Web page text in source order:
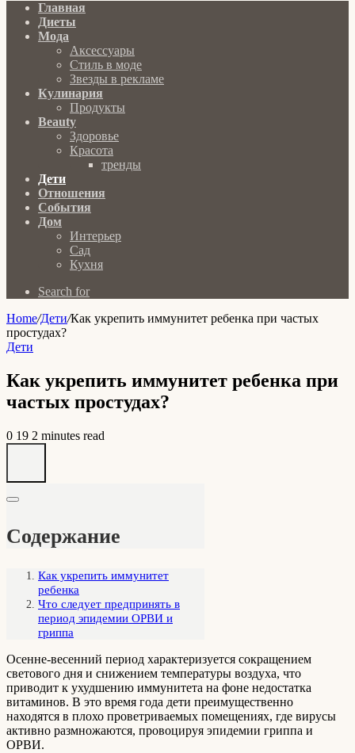
Главная
Диеты
Мода
Аксессуары
Стиль в моде
Звезды в рекламе
Кулинария
Продукты
Beauty
Здоровье
Красота
тренды
Дети
Отношения
События
Дом
Интерьер
Сад
Кухня
Search for
Home/Дети/Как укрепить иммунитет ребенка при частых
простудах?
Дети
Как укрепить иммунитет ребенка при
частых простудах?
0 19 2 minutes read
Содержание
Как укрепить иммунитет
ребенка
Что следует предпринять в
период эпидемии ОРВИ и
гриппа
Осенне-весенний период характеризуется сокращением
светового дня и снижением температуры воздуха, что
приводит к ухудшению иммунитета на фоне недостатка
витаминов. В это время года дети преимущественно
находятся в плохо проветриваемых помещениях, где вирусы
активно размножаются, провоцируя эпидемии гриппа и
ОРВИ.